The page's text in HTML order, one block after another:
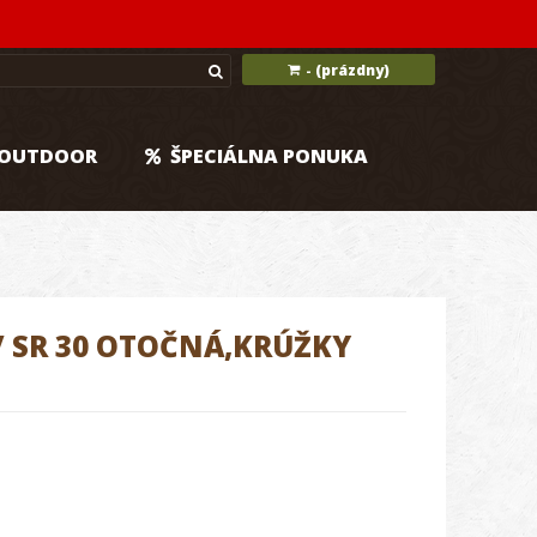
- (prázdny)
ŠPECIÁLNA PONUKA
30 OTOČNÁ,KRÚŽKY